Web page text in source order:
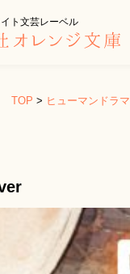
ト文芸レーベル
TOP > ヒューマンドラマ